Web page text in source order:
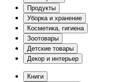
Продукты
Уборка и хранение
Косметика, гигиена
Зоотовары
Детские товары
Декор и интерьер
Книги